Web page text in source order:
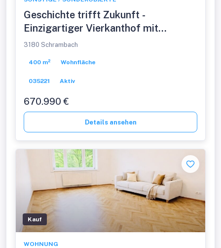
Geschichte trifft Zukunft -
Einzigartiger Vierkanthof mit
Gasthaus und 4 Wohneinheiten
3180 Schrambach
400 m² Wohnfläche
035221 Aktiv
670.990 €
Details ansehen
Kauf
WOHNUNG